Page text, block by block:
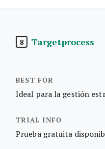
8 Targetprocess
Ideal para la gestión
Prueba gratuita